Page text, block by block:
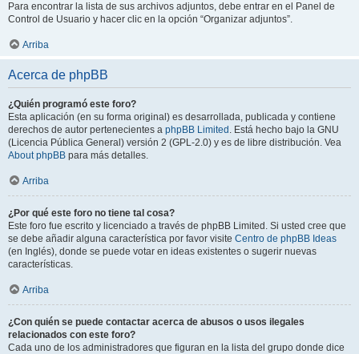
Para encontrar la lista de sus archivos adjuntos, debe entrar en el Panel de
Control de Usuario y hacer clic en la opción “Organizar adjuntos”.
Arriba
Acerca de phpBB
¿Quién programó este foro?
Esta aplicación (en su forma original) es desarrollada, publicada y contiene
derechos de autor pertenecientes a phpBB Limited . Está hecho bajo la GNU
(Licencia Pública General) versión 2 (GPL-2.0) y es de libre distribución. Vea
About phpBB para más detalles.
Arriba
¿Por qué este foro no tiene tal cosa?
Este foro fue escrito y licenciado a través de phpBB Limited. Si usted cree que
se debe añadir alguna característica por favor visite Centro de phpBB Ideas
(en Inglés), donde se puede votar en ideas existentes o sugerir nuevas
características.
Arriba
¿Con quién se puede contactar acerca de abusos o usos ilegales
relacionados con este foro?
Cada uno de los administradores que figuran en la lista del grupo donde dice